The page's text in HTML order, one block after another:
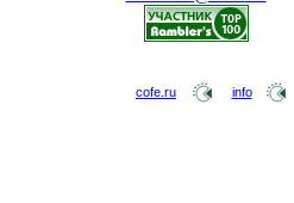
cofe.ru info